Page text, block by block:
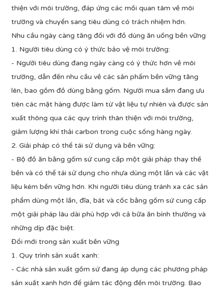
thiện với môi trường, đáp ứng các mối quan tâm về môi
trường và chuyển sang tiêu dùng có trách nhiệm hơn.
Nhu cầu ngày càng tăng đối với đồ dùng ăn uống bền vững
1. Người tiêu dùng có ý thức bảo vệ môi trường:
- Người tiêu dùng đang ngày càng có ý thức hơn về môi
trường, dẫn đến nhu cầu về các sản phẩm bền vững tăng
lên, bao gồm đồ dùng bằng gốm. Người mua sắm đang ưu
tiên các mặt hàng được làm từ vật liệu tự nhiên và được sản
xuất thông qua các quy trình thân thiện với môi trường,
giảm lượng khí thải carbon trong cuộc sống hàng ngày.
2. Giải pháp có thể tái sử dụng và bền vững:
- Bộ đồ ăn bằng gốm sứ cung cấp một giải pháp thay thế
bền và có thể tái sử dụng cho nhựa dùng một lần và các vật
liệu kém bền vững hơn. Khi người tiêu dùng tránh xa các sản
phẩm dùng một lần, đĩa, bát và cốc bằng gốm sứ cung cấp
một giải pháp lâu dài phù hợp với cả bữa ăn bình thường và
những dịp đặc biệt.
Đổi mới trong sản xuất bền vững
1. Quy trình sản xuất xanh:
- Các nhà sản xuất gốm sứ đang áp dụng các phương pháp
sản xuất xanh hơn để giảm tác động đến môi trường. Bao